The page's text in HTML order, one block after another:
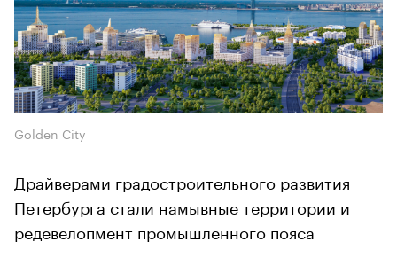
Golden City
Драйверами градостроительного развития
Петербурга стали намывные территории и
редевелопмент промышленного пояса